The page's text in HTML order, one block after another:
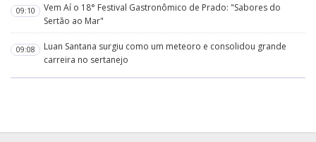
09:10
Vem Aí o 18° Festival Gastronômico de Prado: "Sabores do
Sertão ao Mar"
09:08
Luan Santana surgiu como um meteoro e consolidou grande
carreira no sertanejo